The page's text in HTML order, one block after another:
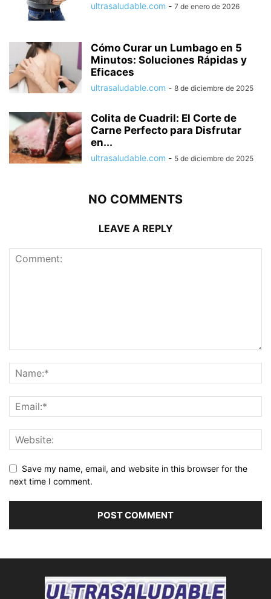
ultrasaludable.com - 7 de enero de 2026
Cómo Curar un Lumbago en 5
Minutos: Soluciones Rápidas y
Eficaces
ultrasaludable.com - 8 de diciembre de 2025
Colita de Cuadril: El Corte de
Carne Perfecto para Disfrutar
en...
ultrasaludable.com - 5 de diciembre de 2025
NO COMMENTS
LEAVE A REPLY
Save my name, email, and website in this browser for the
next time I comment.